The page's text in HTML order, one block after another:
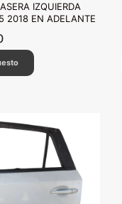
IZQUIERDA
2018 EN ADELANTE